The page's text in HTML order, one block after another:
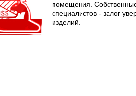
Партнерам
помещения.
специалистов - залог
изделий.